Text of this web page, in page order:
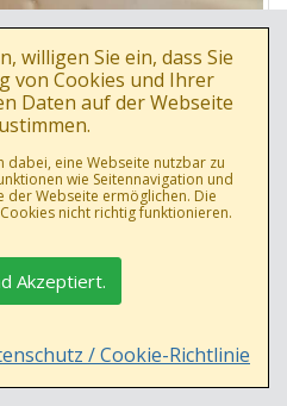
Bienchen Lugner)
willigen Sie ein, dass Sie
von Cookies und Ihrer
Daten auf der Webseite
dabei, eine Webseite nutzbar zu
wie Seitennavigation und
der Webseite ermöglichen. Die
nicht richtig funktionieren.
Akzeptiert.
/ Cookie-Richtlinie